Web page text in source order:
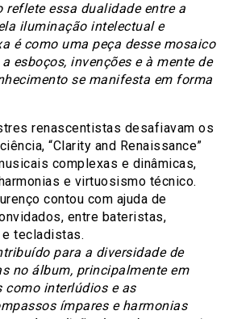
reflete essa dualidade entre a
iluminação intelectual e
é como uma peça desse mosaico
esboços, invenções e à mente de
se manifesta em forma
renascentistas desafiavam os
“Clarity and Renaissance”
complexas e dinâmicas,
e virtuosismo técnico.
contou com ajuda de
entre bateristas,
tecladistas.
para a diversidade de
no álbum, principalmente em
como interlúdios e as
ímpares e harmonias